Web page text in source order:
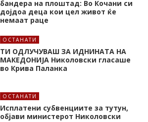
бандера на плоштад: Во Кочани си
дојдоа деца кои цел живот ќе
немаат раце
ОСТАНАТИ
ТИ ОДЛУЧУВАШ ЗА ИДНИНАТА НА
МАКЕДОНИЈА Николовски гласаше
во Крива Паланка
ОСТАНАТИ
Исплатени субвенциите за тутун,
објави министерот Николовски